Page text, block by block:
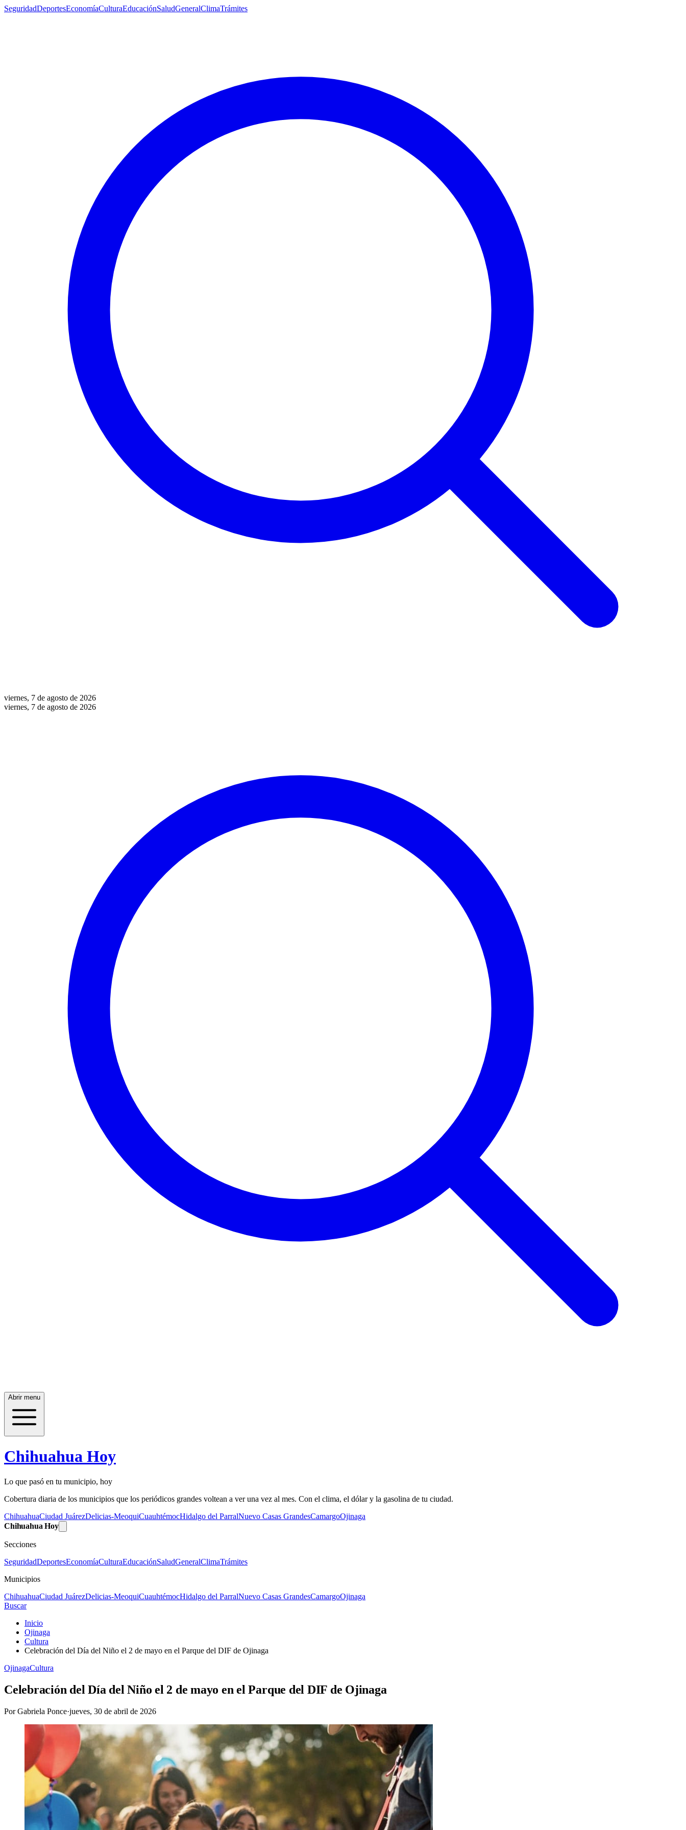
SeguridadDeportesEconomíaCulturaEducaciónSaludGeneralClimaTrámites
viernes, 7 de agosto de 2026
viernes, 7 de agosto de 2026
Abrir menu
Chihuahua Hoy
Lo que pasó en tu municipio, hoy
Cobertura diaria de los municipios que los periódicos grandes voltean a ver una vez al mes. Con el clima, el dólar y la gasolina de tu ciudad.
ChihuahuaCiudad JuárezDelicias-MeoquiCuauhtémocHidalgo del ParralNuevo Casas GrandesCamargoOjinaga
Chihuahua Hoy
Secciones
SeguridadDeportesEconomíaCulturaEducaciónSaludGeneralClimaTrámites
Municipios
ChihuahuaCiudad JuárezDelicias-MeoquiCuauhtémocHidalgo del ParralNuevo Casas GrandesCamargoOjinaga
Buscar
Inicio
Ojinaga
Cultura
Celebración del Día del Niño el 2 de mayo en el Parque del DIF de Ojinaga
OjinagaCultura
Celebración del Día del Niño el 2 de mayo en el Parque del DIF de Ojinaga
PorGabriela Ponce·jueves, 30 de abril de 2026